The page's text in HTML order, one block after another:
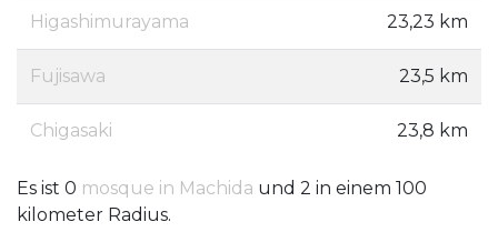
Higashimurayama 23,23 km
Fujisawa 23,5 km
Chigasaki 23,8 km
Es ist 0 mosque in Machida und 2 in einem 100
kilometer Radius.